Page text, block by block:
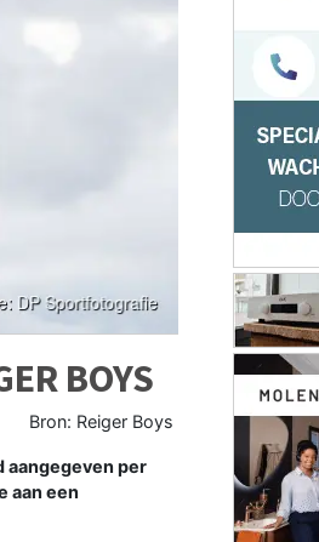
BOYS
Bron: Reiger Boys
aangegeven per
aan een